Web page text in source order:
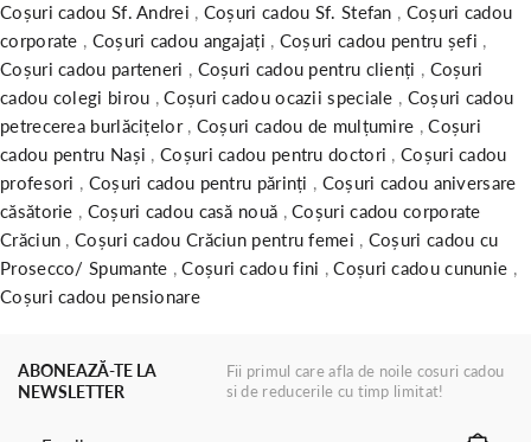
Coșuri cadou Sf. Andrei , Coșuri cadou Sf. Stefan , Coșuri cadou
corporate , Coșuri cadou angajați , Coșuri cadou pentru șefi ,
Coșuri cadou parteneri , Coșuri cadou pentru clienți , Coșuri
cadou colegi birou ,Coșuri cadou ocazii speciale , Coșuri cadou
petrecerea burlăcițelor , Coșuri cadou de mulțumire ,Coșuri
cadou pentru Nași ,Coșuri cadou pentru doctori ,Coșuri cadou
profesori , Coșuri cadou pentru părinți , Coșuri cadou aniversare
căsătorie , Coșuri cadou casă nouă ,Coșuri cadou corporate
Crăciun ,Coșuri cadou Crăciun pentru femei , Coșuri cadou cu
Prosecco/ Spumante ,Coșuri cadou fini ,Coșuri cadou cununie ,
Coșuri cadou pensionare
ABONEAZĂ-TE LA
NEWSLETTER
Fii primul care afla de noile cosuri cadou
si de reducerile cu timp limitat!